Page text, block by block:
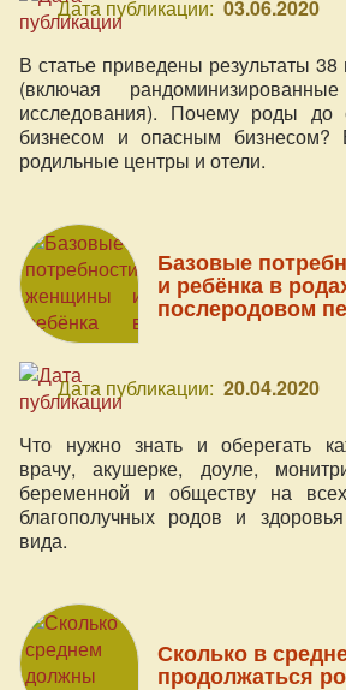
Дата публикации: 03.06.2020
В статье приведены результаты
(включая
исследования). Почему роды до
бизнесом и опасным бизнесом?
родильные центры и отели.
Базовые
и ребёнка в
послеродовом
Дата публикации: 20.04.2020
Что нужно знать и оберегать
врачу, акушерке, доуле,
беременной и обществу на
благополучных родов и
вида.
Сколько в
продолжаться